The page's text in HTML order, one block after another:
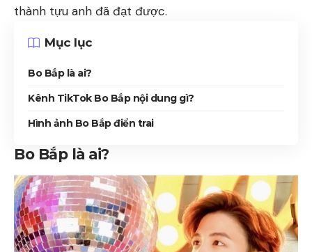
thành tựu anh đã đạt được.
Mục lục
Bo Bắp là ai?
Kênh TikTok Bo Bắp nội dung gì?
Hình ảnh Bo Bắp điển trai
Bo Bắp là ai?